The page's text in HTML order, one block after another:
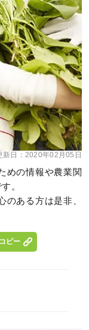
日： 2020年02月05日
めの情報や農業関
。
のある方は是非、
ピー